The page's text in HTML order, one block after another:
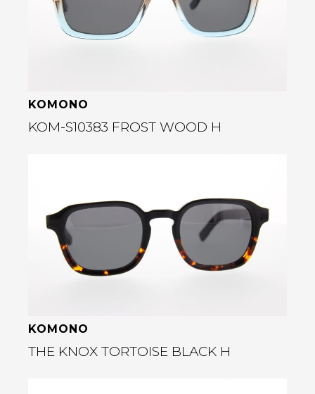
KOMONO
KOM-S10383 FROST WOOD H
KOMONO
THE KNOX TORTOISE BLACK H